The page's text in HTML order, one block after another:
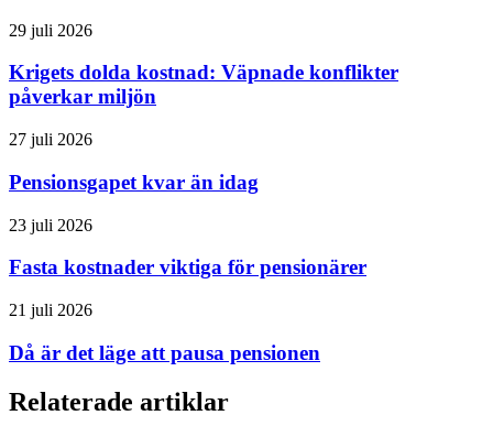
29 juli 2026
Krigets dolda kostnad: Väpnade konflikter
påverkar miljön
27 juli 2026
Pensionsgapet kvar än idag
23 juli 2026
Fasta kostnader viktiga för pensionärer
21 juli 2026
Då är det läge att pausa pensionen
Relaterade artiklar